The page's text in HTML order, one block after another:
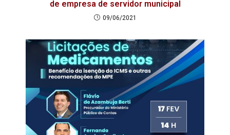
de empresa de servidor municipal
09/06/2021